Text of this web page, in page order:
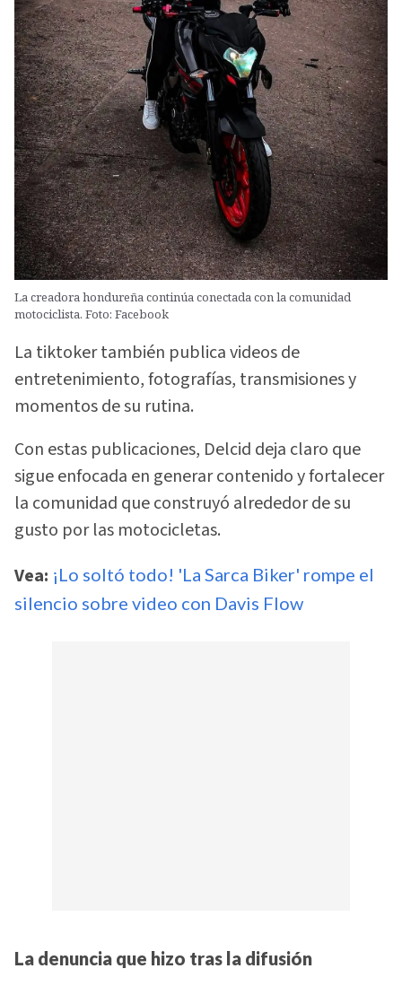
La creadora hondureña continúa conectada con la comunidad
motociclista. Foto: Facebook
La tiktoker también publica videos de
entretenimiento, fotografías, transmisiones y
momentos de su rutina.
Con estas publicaciones, Delcid deja claro que
sigue enfocada en generar contenido y fortalecer
la comunidad que construyó alrededor de su
gusto por las motocicletas.
Vea: ¡Lo soltó todo! 'La Sarca Biker' rompe el
silencio sobre video con Davis Flow
La denuncia que hizo tras la difusión